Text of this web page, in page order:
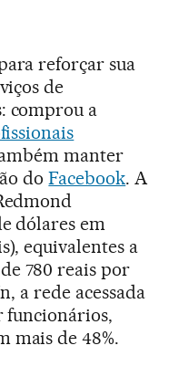
reforçar sua
de
comprou a
manter
doFacebook. A
dólares em
equivalentes a
780 reais por
a rede acessada
funcionários,
mais de 48%.